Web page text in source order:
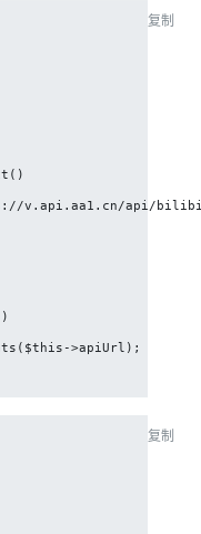
复制
v.api.aa1.cn/api/
>apiUrl);
复制